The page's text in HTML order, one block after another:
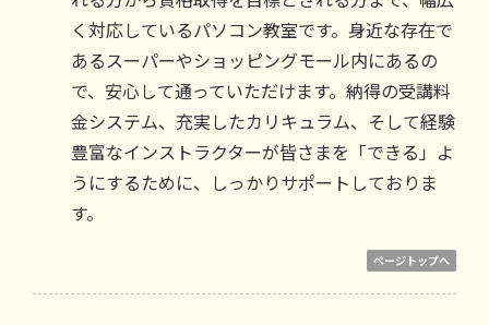
く対応しているパソコン教室です。身近な存在で
あるスーパーやショッピングモール内にあるの
で、安心して通っていただけます。納得の受講料
金システム、充実したカリキュラム、そして経験
豊富なインストラクターが皆さまを「できる」よ
うにするために、しっかりサポートしておりま
す。
ページトップへ